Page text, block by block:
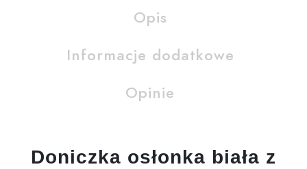
Opis
Informacje dodatkowe
Opinie
Doniczka osłonka biała z